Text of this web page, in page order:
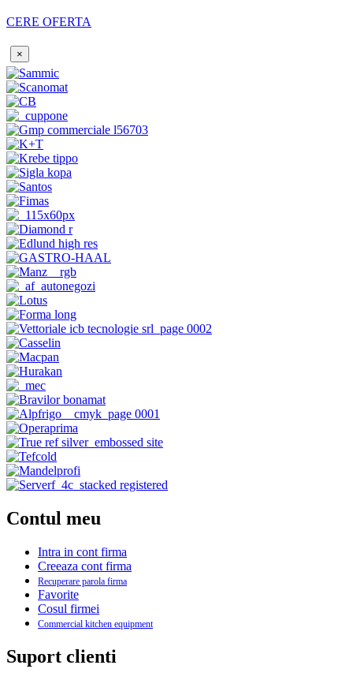
CERE OFERTA
×
Contul meu
Intra in cont firma
Creeaza cont firma
Recuperare parola firma
Favorite
Cosul firmei
Commercial kitchen equipment
Suport clienti